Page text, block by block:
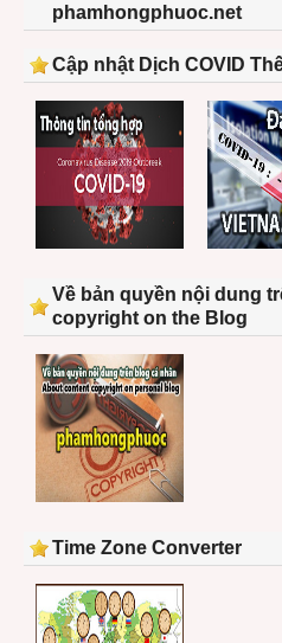
phamhongphuoc.net
Cập nhật Dịch COVID
Về bản quyền nội dung
copyright on the Blog
Time Zone Converter